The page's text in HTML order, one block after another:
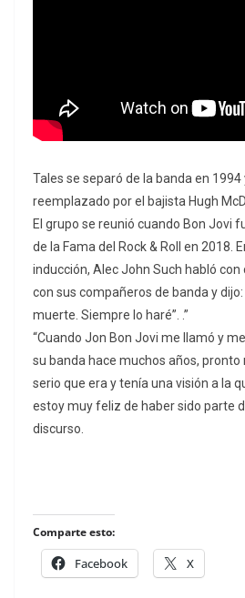
Tales se separó de la banda en
reemplazado por el bajista Hugh
El grupo se reunió cuando Bon Jovi
de la Fama del Rock & Roll en 2018.
inducción, Alec John Such habló
con sus compañeros de banda y
muerte. Siempre lo haré”. .”
“Cuando Jon Bon Jovi me llamó y
su banda hace muchos años, pronto
serio que era y tenía una visión a la
estoy muy feliz de haber sido parte
discurso.
Comparte esto:
Facebook X